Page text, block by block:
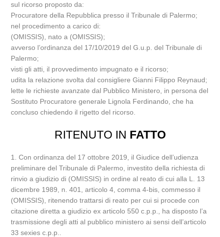
sul ricorso proposto da:
Procuratore della Repubblica presso il Tribunale di Palermo;
nel procedimento a carico di:
(OMISSIS), nato a (OMISSIS);
avverso l’ordinanza del 17/10/2019 del G.u.p. del Tribunale di
Palermo;
visti gli atti, il provvedimento impugnato e il ricorso;
udita la relazione svolta dal consigliere Gianni Filippo Reynaud;
lette le richieste avanzate dal Pubblico Ministero, in persona del
Sostituto Procuratore generale Lignola Ferdinando, che ha
concluso chiedendo il rigetto del ricorso.
RITENUTO IN FATTO
1. Con ordinanza del 17 ottobre 2019, il Giudice dell’udienza
preliminare del Tribunale di Palermo, investito della richiesta di
rinvio a giudizio di (OMISSIS) in ordine al reato di cui alla L. 13
dicembre 1989, n. 401, articolo 4, comma 4-bis, commesso il
(OMISSIS), ritenendo trattarsi di reato per cui si procede con
citazione diretta a giudizio ex articolo 550 c.p.p., ha disposto l’a
trasmissione degli atti al pubblico ministero ai sensi dell’articolo
33 sexies c.p.p..